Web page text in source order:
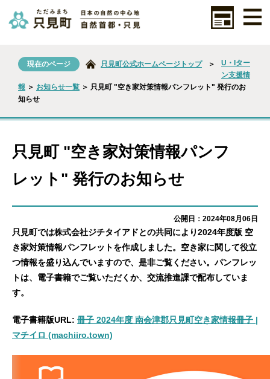
現在のページ 只見町公式ホームページトップ ＞
U・Iター
ン支援情
報 ＞ お知らせ一覧 ＞ 只見町 "空き家対策情報パンフレット" 発行のお
知らせ
只見町 "空き家対策情報パンフ
レット" 発行のお知らせ
公開日：2024年08月06日
只見町では株式会社ジチタイアドとの共同により2024年度版 空
き家対策情報パンフレットを作成しました。空き家に関して役立
つ情報を盛り込んでいますので、是非ご覧ください。パンフレッ
トは、電子書籍でご覧いただくか、交流推進課で配布していま
す。
電子書籍版URL: 冊子 2024年度 南会津郡只見町空き家情報冊子 |
マチイロ (machiiro.town)